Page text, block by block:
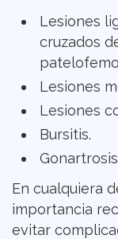
Lesiones
cruzados
Lesiones
Lesiones
Bursitis.
En cualquiera
importancia
evitar